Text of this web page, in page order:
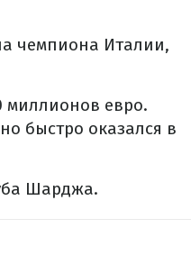
чемпиона Италии,
миллионов евро.
быстро оказался в
Шарджа.